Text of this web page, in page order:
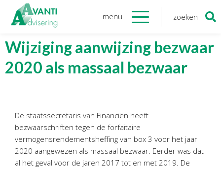
menu zoeken
Organisatie
Onze medewerkers
Sponsoring
Onzediensten
Zoeken
naar:
Wijziging aanwijzing bezwaar
2020 als massaal bezwaar
De staatssecretaris van Financiën heeft
bezwaarschriften tegen de forfaitaire
vermogensrendementsheffing van box 3 voor het jaar
2020 aangewezen als massaal bezwaar. Eerder was dat
al het geval voor de jaren 2017 tot en met 2019. De